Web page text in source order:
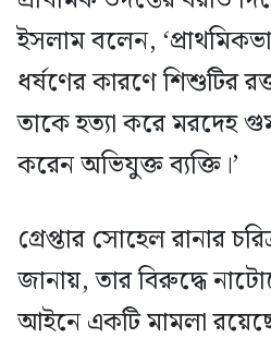
ইসলাম বলেন,
ধর্ষণের কারণে শিশুটির
তাকে হত্যা করে মরদেহ
করেন অভিযুক্ত ব্যক্তি।’
গ্রেপ্তার সোহেল রানার
জানায়, তার বিরুদ্ধে
আইনে একটি মামলা